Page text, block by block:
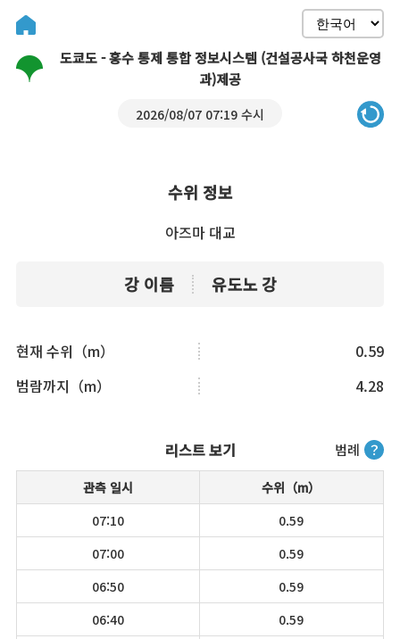
도쿄도 - 홍수 통제 통합 정보시스템 (건설공사국 하천운영
과)제공
2026/08/07 07:19 수시
수위 정보
아즈마 대교
강 이름 유도노 강
현재 수위（m）
0.59
범람까지（m）
4.28
범례 ？
리스트 보기
관측 일시
수위（m）
07:10
0.59
07:00
0.59
06:50
0.59
06:40
0.59